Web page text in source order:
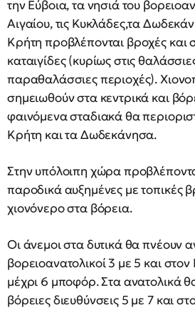
την Εύβοια, τα νησιά του
Αιγαίου, τις Κυκλάδες,τα
Κρήτη προβλέπονται βροχές και
καταιγίδες (κυρίως στις
παραθαλάσσιες περιοχές).
σημειωθούν στα κεντρικά και
φαινόμενα σταδιακά θα
Κρήτη και τα Δωδεκάνησα.
Στην υπόλοιπη χώρα
παροδικά αυξημένες με τοπικές
χιονόνερο στα βόρεια.
Οι άνεμοι στα δυτικά θα πνέουν
βορειοανατολικοί 3 με 5 και
μέχρι 6 μποφόρ. Στα ανατολικά
βόρειες διευθύνσεις 5 με 7 και